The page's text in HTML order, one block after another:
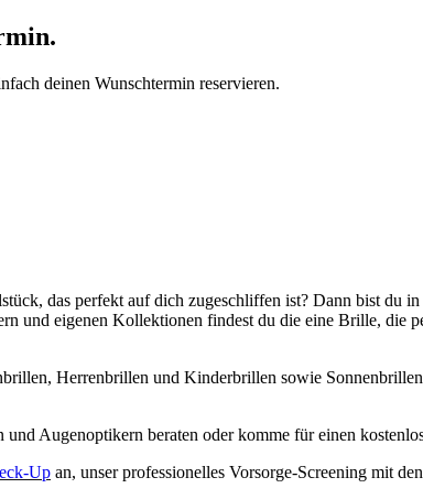
deinen Wunschtermin reservieren.
das perfekt auf dich zugeschliffen ist? Dann bist
und eigenen Kollektionen findest du die eine Brille, die
Herrenbrillen und Kinderbrillen sowie
Augenoptikern beraten oder komme für einen
Up an, unser professionelles Vorsorge-Screening mit